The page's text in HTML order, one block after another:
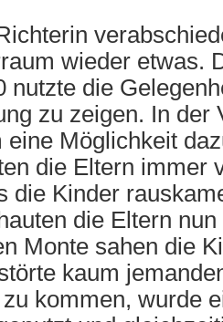
wieder etwas.
nutzte die
zu zeigen. In der
eine Möglichkeit
die Eltern immer
die Kinder
die Eltern
Monte sahen die
kaum
kommen, wurde